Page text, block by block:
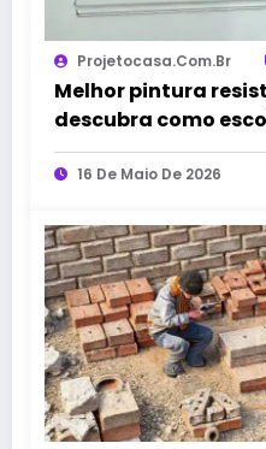
Projetocasa.com.br
Melhor pintura
descubra como
16 De Maio De 2026